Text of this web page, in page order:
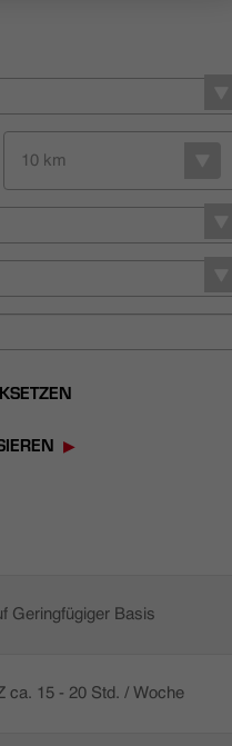
10 km
Geringfügiger Basis
ca. 15 - 20 Std. / Woche